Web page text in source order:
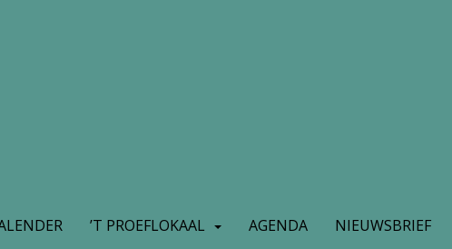
’T PROEFLOKAAL AGENDA NIEUWSBRIEF